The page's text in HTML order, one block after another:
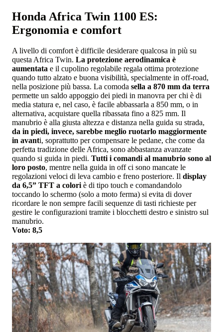
Honda Africa Twin 1100 ES:
Ergonomia e comfort
A livello di comfort è difficile desiderare qualcosa in più su
questa Africa Twin. La protezione aerodinamica è
aumentata e il cupolino regolabile regala ottima protezione
quando tutto alzato e buona visibilità, specialmente in off-road,
nella posizione più bassa. La comoda sella a 870 mm da terra
permette un saldo appoggio dei piedi in manovra per chi è di
media statura e, nel caso, è facile abbassarla a 850 mm, o in
alternativa, acquistare quella ribassata fino a 825 mm. Il
manubrio è alla giusta altezza e distanza nella guida su strada,
da in piedi, invece, sarebbe meglio ruotarlo maggiormente
in avanti, soprattutto per compensare le pedane, che come da
perfetta tradizione delle Africa, sono abbastanza avanzate
quando si guida in piedi. Tutti i comandi al manubrio sono al
loro posto, mentre nella guida in off ci sono mancate le
regolazioni veloci di leva cambio e freno posteriore. Il display
da 6,5” TFT a coloriè di tipo touch e comandandolo
toccando lo schermo (solo a moto ferma) si evita di dover
ricordare le non sempre facili sequenze di tasti richieste per
gestire le configurazioni tramite i blocchetti destro e sinistro sul
manubrio.
Voto: 8,5